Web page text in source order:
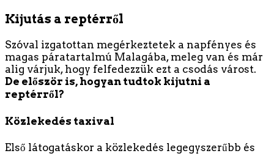
Kijutás a reptérről
Szóval izgatottan megérkeztetek a napfényes és
magas páratartalmú Malagába, meleg van és már
alig várjuk, hogy felfedezzük ezt a csodás várost.
De először is, hogyan tudtok kijutni a
reptérről?
Közlekedés taxival
Első látogatáskor a közlekedés legegyszerűbb és